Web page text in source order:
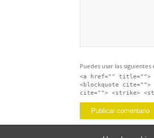
Puedes usar las
<a href="" title="">
<blockquote cite="">
cite=""> <strike>